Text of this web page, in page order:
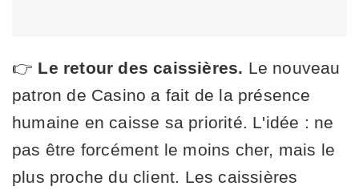
👉 Le retour des caissières. Le nouveau
patron de Casino a fait de la présence
humaine en caisse sa priorité. L'idée : ne
pas être forcément le moins cher, mais le
plus proche du client. Les caissières